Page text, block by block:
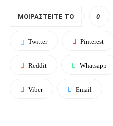
ΜΟΙΡΑΣΤΕΊΤΕ ΤΟ 0
Twitter Pinterest
Reddit Whatsapp
Viber Email